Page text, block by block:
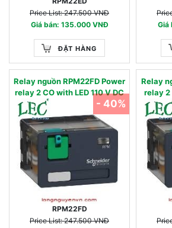
Price List: 247.500 VNĐ
Giá bán: 135.000 VNĐ
ĐẶT HÀNG
Giá
Relay nguồn RPM22FD Power
relay 2 CO with LED 110 V DC
RPM22FD
Price List: 247.500 VNĐ
- 40%
Relay
relay 2